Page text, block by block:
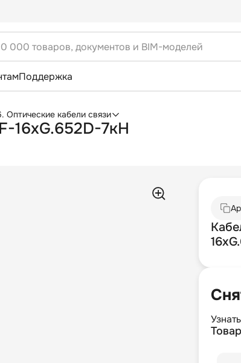
Поддержка
Оптические кабели связи
16хG.652D-7кН